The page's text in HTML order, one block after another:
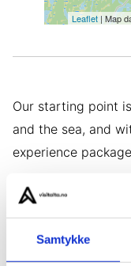
Samtykke
Leaflet| Map
Our starting point
and the sea, and
experience
We provide
our own boats, but
local operators
provide ourselves.